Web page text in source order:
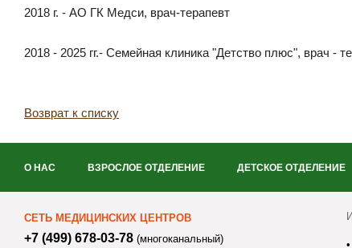
2018 г. - АО ГК Медси, врач-терапевт
2018 - 2025 гг.- Семейная клиника "Детство плюс", врач -
Возврат к списку
О НАС ВЗРОСЛОЕ ОТДЕЛЕНИЕ ДЕТСКОЕ ОТДЕЛЕНИЕ
СЕТЬ МЕДИЦИНСКИХ ЦЕНТРОВ
+7 (499) 678-03-78 (многоканальный) •